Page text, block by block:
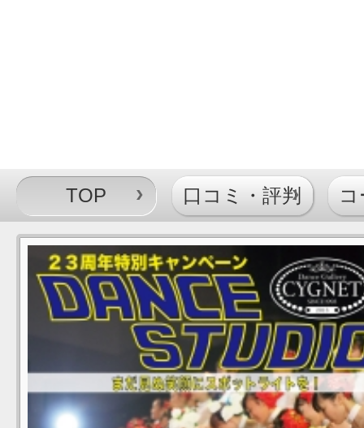
TOP 口コミ・評判